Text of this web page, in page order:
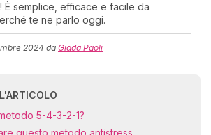
È semplice, efficace e facile da
te ne parlo oggi.
2024 da Giada Paoli
5-4-3-2-1?
questo metodo antistress